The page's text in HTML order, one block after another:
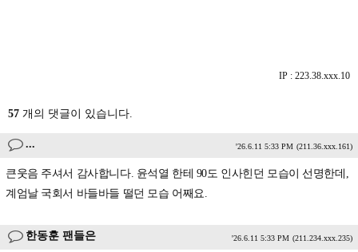
IP : 223.38.xxx.10
57 개의 댓글이 있습니다.
... '26.6.11 5:33 PM (211.36.xxx.161)
큰웃음 주셔서 감사합니다. 윤석열 한테 90도 인사힌던 모습이 선명한데,
계엄날 국회서 바들바들 떨던 모습 어째요.
한동훈 팬들은 '26.6.11 5:33 PM (211.234.xxx.235)